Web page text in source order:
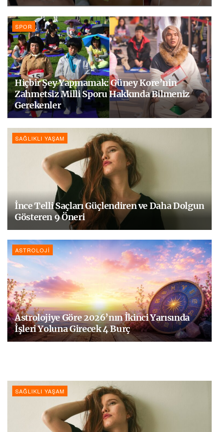
SPOR
Hiçbir Şey Yapmamak: Güney Kore’nin
Zahmetsiz Milli Sporu Hakkında Bilmeniz
Gerekenler
SAĞLIKLI YAŞAM
İnce Telli Saçları Güçlendiren ve Daha Dolgun
Gösteren 9 Öneri
ASTROLOJI
Astrolojiye Göre 2026’nın İkinci Yarısında
İşleri Yoluna Girecek 4 Burç
SAĞLIKLI YAŞAM